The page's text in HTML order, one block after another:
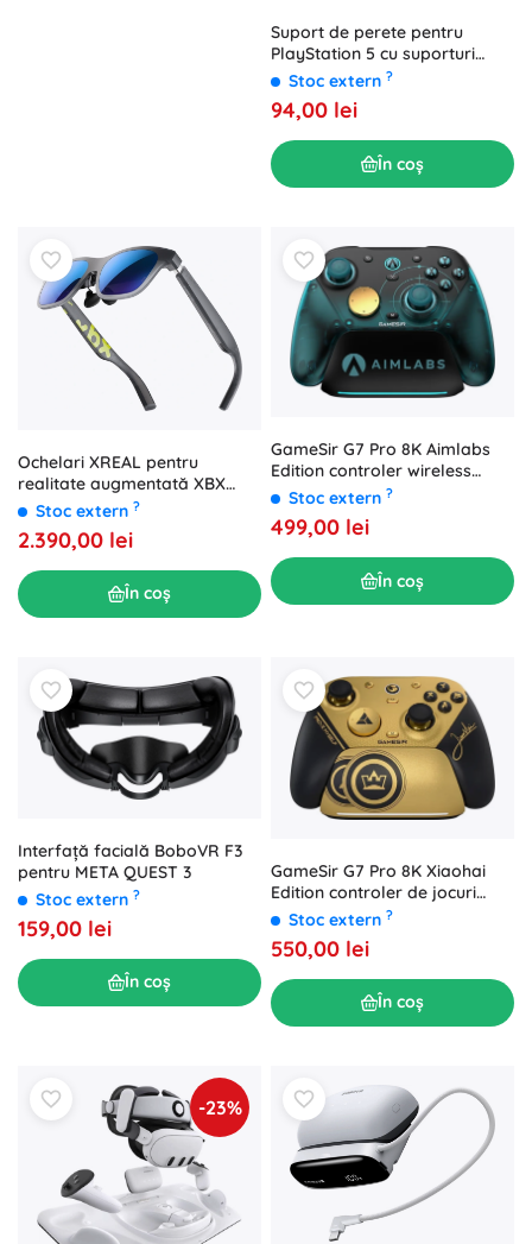
Suport de perete pentru
PlayStation 5 cu suporturi
pentru controllere NanoRS
RS181 alb
Stoc extern ?
94,00 lei
În coș
Ochelari XREAL pentru
realitate augmentată XBX
A01+Stoc extern ?
2.390,00 lei
În coș
GameSir G7 Pro 8K Aimlabs
Edition controler wireless
pentru PC
Stoc extern ?
499,00 lei
În coș
Interfață facială BoboVR F3
pentru META QUEST 3
Stoc extern ?
159,00 lei
În coș
GameSir G7 Pro 8K Xiaohai
Edition controler de jocuri
pentru PC
Stoc extern ?
550,00 lei
În coș
-23%